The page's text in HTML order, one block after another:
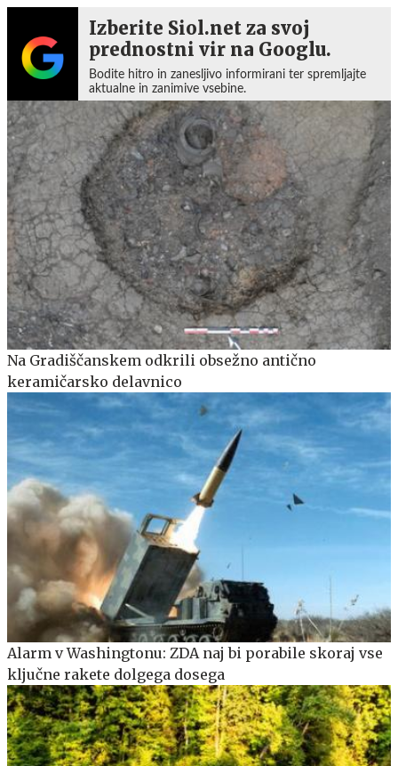
Izberite Siol.net za svoj
prednostni vir na Googlu.
Bodite hitro in zanesljivo informirani ter spremljajte
aktualne in zanimive vsebine.
Na Gradiščanskem odkrili obsežno antično
keramičarsko delavnico
Alarm v Washingtonu: ZDA naj bi porabile skoraj vse
ključne rakete dolgega dosega